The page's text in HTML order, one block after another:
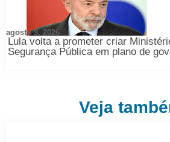
Lula volta a prometer criar
Segurança Pública em plano de
agosto 9, 2026
Veja